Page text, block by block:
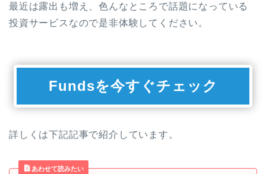
最近は露出も増え、色んなところで話題になっている
投資サービスなので是非体験してください。
Fundsを今すぐチェック
詳しくは下記記事で紹介しています。
あわせて読みたい